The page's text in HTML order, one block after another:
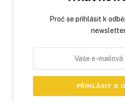
Proč se přihlásit k